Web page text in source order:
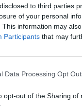
to third parties
of your personal
This information may
Participants that may
Data Processing Opt
opt-out of the Sharing of
caer la semana
que pedía
10 días
días”,
. La medida
reunido para
Ferran Adriàa